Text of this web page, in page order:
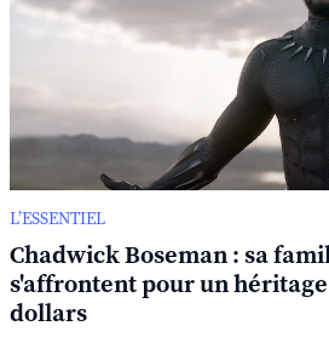
L’ESSENTIEL
Chadwick Boseman : sa
s'affrontent pour un
dollars